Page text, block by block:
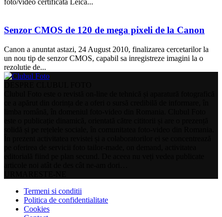
foto/video certificata Leica...
Senzor CMOS de 120 de mega pixeli de la Canon
Canon a anuntat astazi, 24 August 2010, finalizarea cercetarilor la
un nou tip de senzor CMOS, capabil sa inregistreze imagini la o
rezolutie de...
Termeni si conditii
Politica de confidentialitate
Cookies